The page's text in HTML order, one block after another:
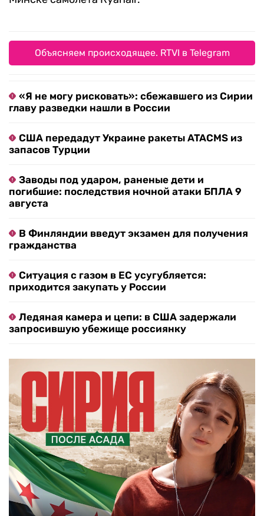
Объясняем происходящее. RTVI в Telegram
«Я не могу рисковать»: сбежавшего из Сирии
главу разведки нашли в России
США передадут Украине ракеты ATACMS из
запасов Турции
Заводы под ударом, раненые дети и
погибшие: последствия ночной атаки БПЛА 9
августа
В Финляндии введут экзамен для получения
гражданства
Ситуация с газом в ЕС усугубляется:
приходится закупать у России
Ледяная камера и цепи: в США задержали
запросившую убежище россиянку